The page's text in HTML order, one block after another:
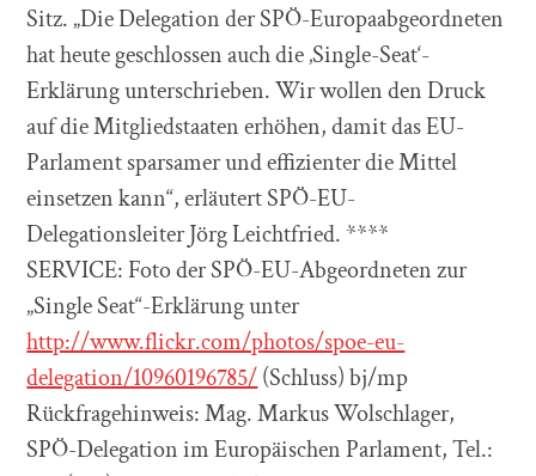
Sitz. „Die Delegation der SPÖ-Europaabgeordneten
hat heute geschlossen auch die ‚Single-Seat‘-
Erklärung unterschrieben. Wir wollen den Druck
auf die Mitgliedstaaten erhöhen, damit das EU-
Parlament sparsamer und effizienter die Mittel
einsetzen kann“, erläutert SPÖ-EU-
Delegationsleiter Jörg Leichtfried. ****
SERVICE: Foto der SPÖ-EU-Abgeordneten zur
„Single Seat“-Erklärung unter
http://www.flickr.com/photos/spoe-eu-
delegation/10960196785/(Schluss) bj/mp
Rückfragehinweis: Mag. Markus Wolschlager,
SPÖ-Delegation im Europäischen Parlament, Tel.: